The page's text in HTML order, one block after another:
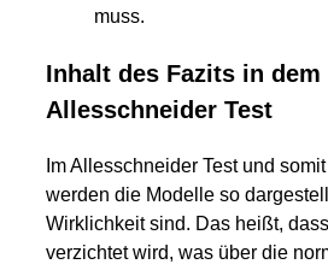
muss.
Inhalt des Fazits in dem
Allesschneider Test
Im Allesschneider Test und
werden die Modelle so
Wirklichkeit sind. Das heißt,
verzichtet wird, was über die